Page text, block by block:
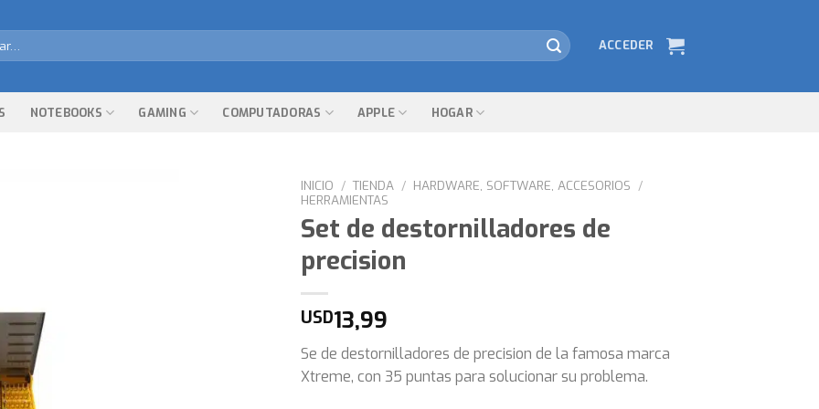
ACCEDER
NOTEBOOKS GAMING COMPUTADORAS APPLE HOGAR
INICIO / TIENDA / HARDWARE, SOFTWARE, ACCESORIOS /
HERRAMIENTAS
Set de destornilladores de
precision
USD13,99
Se de destornilladores de precision de la famosa marca
Xtreme, con 35 puntas para solucionar su problema.